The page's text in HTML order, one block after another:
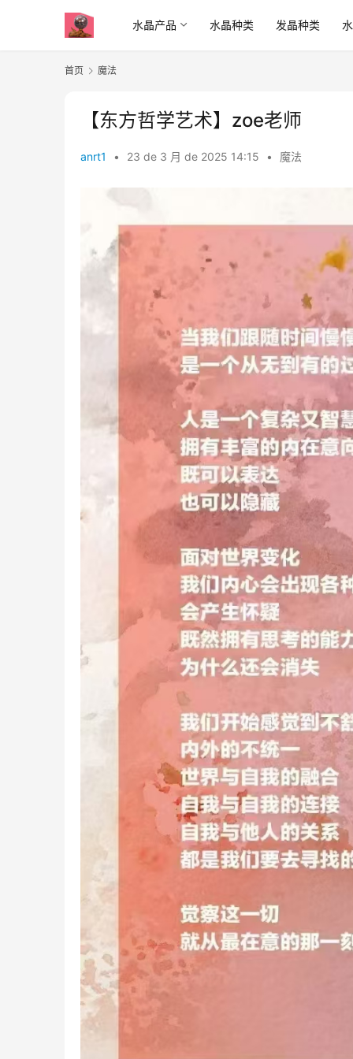
水晶产品 水晶种类 发晶种类
首页 魔法
【东方哲学艺术】zoe老师
anrt1 • 23 de 3 月 de 2025 14:15 • 魔法